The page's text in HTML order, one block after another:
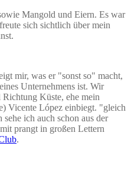
Mangold und Eiern. Es war
sich sichtlich über mein
mir, was er "sonst so" macht,
Unternehmens ist. Wir
Küste, ehe mein
Vicente López einbiegt. "gleich
ich auch schon aus der
prangt in großen Lettern
.